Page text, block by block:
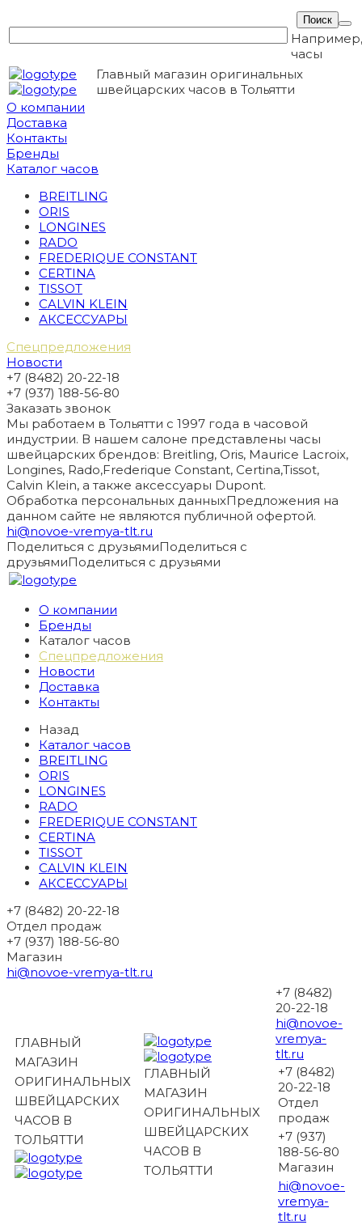
Например,
часы
Главный магазин оригинальных
швейцарских часов в Тольятти
О компании
Доставка
Контакты
Бренды
Каталог часов
BREITLING
ORIS
LONGINES
RADO
FREDERIQUE CONSTANT
CERTINA
TISSOT
CALVIN KLEIN
АКСЕССУАРЫ
Спецпредложения
Новости
+7 (8482) 20-22-18
+7 (937) 188-56-80
Заказать звонок
Мы работаем в Тольятти с 1997 года в часовой
индустрии. В нашем салоне представлены часы
швейцарских брендов: Breitling, Oris, Maurice Lacroix,
Longines, Rado,Frederique Constant, Certina,Tissot,
Calvin Klein, а также аксессуары Dupont.
Обработка персональных данныхПредложения на
данном сайте не являются публичной офертой.
hi@novoe-vremya-tlt.ru
Поделиться с друзьямиПоделиться с
друзьямиПоделиться с друзьями
О компании
Бренды
Каталог часов
Спецпредложения
Новости
Доставка
Контакты
Назад
Каталог часов
BREITLING
ORIS
LONGINES
RADO
FREDERIQUE CONSTANT
CERTINA
TISSOT
CALVIN KLEIN
АКСЕССУАРЫ
+7 (8482) 20-22-18
Отдел продаж
+7 (937) 188-56-80
Магазин
hi@novoe-vremya-tlt.ru
ГЛАВНЫЙ
МАГАЗИН
ОРИГИНАЛЬНЫХ
ШВЕЙЦАРСКИХ
ЧАСОВ В
ТОЛЬЯТТИ
ГЛАВНЫЙ
МАГАЗИН
ОРИГИНАЛЬНЫХ
ШВЕЙЦАРСКИХ
ЧАСОВ В
ТОЛЬЯТТИ
+7 (8482)
20-22-18
hi@novoe-
vremya-
tlt.ru
+7 (8482)
20-22-18
Отдел
продаж
+7 (937)
188-56-80
Магазин
hi@novoe-
vremya-
tlt.ru